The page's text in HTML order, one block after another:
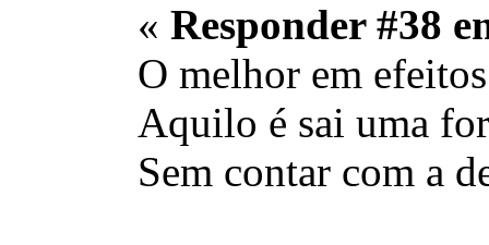
« Responder #38
O melhor em
Aquilo é sai uma
Sem contar com a